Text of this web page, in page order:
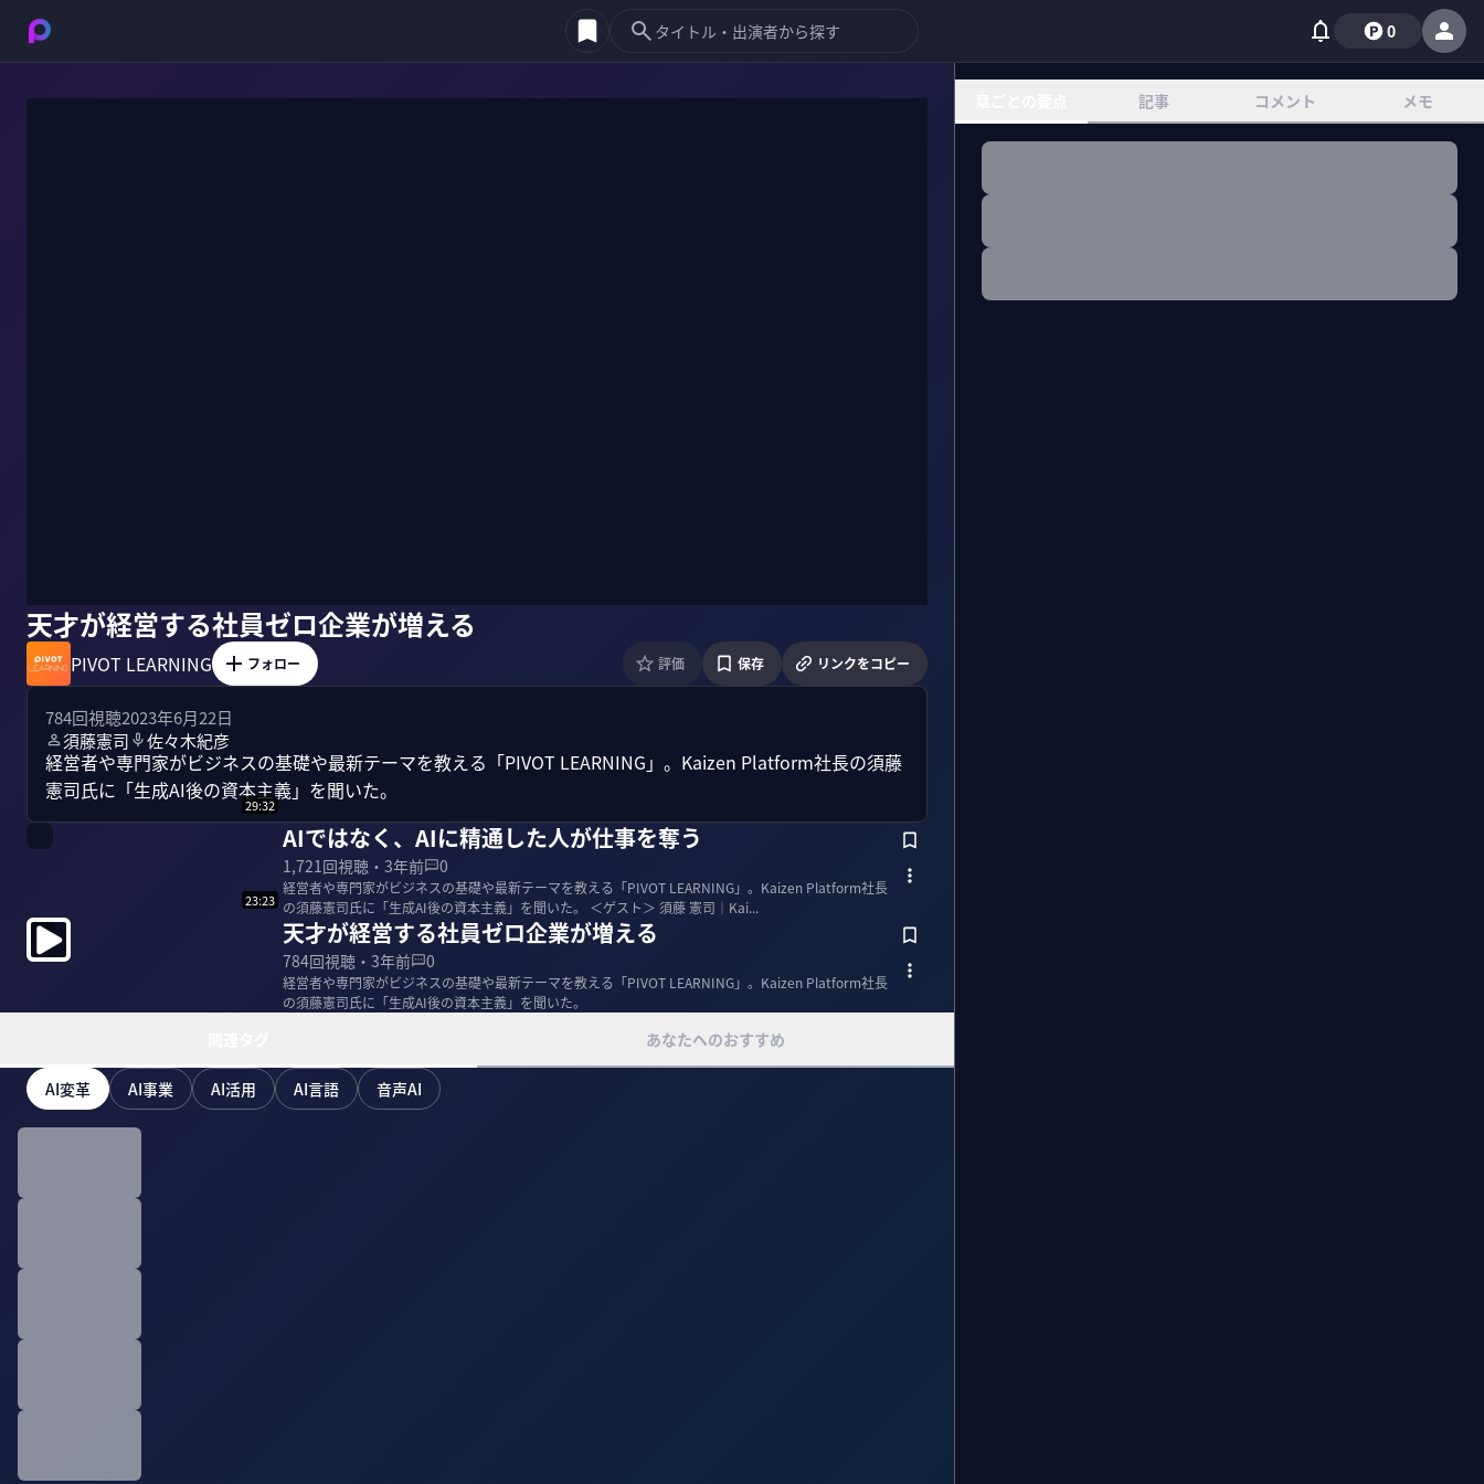
0
天才が経営する社員ゼロ企業が増える
PIVOT LEARNING フォロー 評価 保存 リンクをコピー
784回視聴2023年6月22日
須藤憲司
佐々木紀彦
経営者や専門家がビジネスの基礎や最新テーマを教える「PIVOT LEARNING」。Kaizen Platform社長の須藤
憲司氏に「生成AI後の資本主義」を聞いた。
29:32
AIではなく、AIに精通した人が仕事を奪う
1,721回視聴・ 3年前 0
経営者や専門家がビジネスの基礎や最新テーマを教える「PIVOT LEARNING」。Kaizen Platform社長
の須藤憲司氏に「生成AI後の資本主義」を聞いた。 ＜ゲスト＞ 須藤 憲司｜Kai...
23:23
天才が経営する社員ゼロ企業が増える
784回視聴・ 3年前 0
経営者や専門家がビジネスの基礎や最新テーマを教える「PIVOT LEARNING」。Kaizen Platform社長
の須藤憲司氏に「生成AI後の資本主義」を聞いた。
あなたへのおすすめ
AI変革 AI事業 AI活用 AI言語 音声AI
記事 コメント メモ